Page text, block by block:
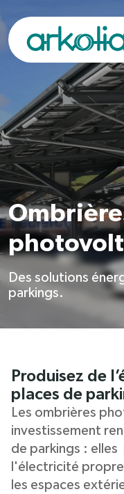
Des solutions
parkings.
Produisez de
places de
Les ombrières
investissement
de parkings :
l'électricité
les espaces